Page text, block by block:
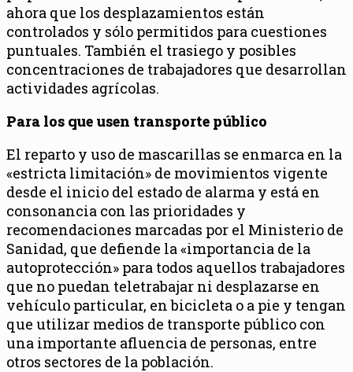
ahora que los desplazamientos están
controlados y sólo permitidos para cuestiones
puntuales. También el trasiego y posibles
concentraciones de trabajadores que desarrollan
actividades agrícolas.
Para los que usen transporte público
El reparto y uso de mascarillas se enmarca en la
«estricta limitación» de movimientos vigente
desde el inicio del estado de alarma y está en
consonancia con las prioridades y
recomendaciones marcadas por el Ministerio de
Sanidad, que defiende la «importancia de la
autoprotección» para todos aquellos trabajadores
que no puedan teletrabajar ni desplazarse en
vehículo particular, en bicicleta o a pie y tengan
que utilizar medios de transporte público con
una importante afluencia de personas, entre
otros sectores de la población.